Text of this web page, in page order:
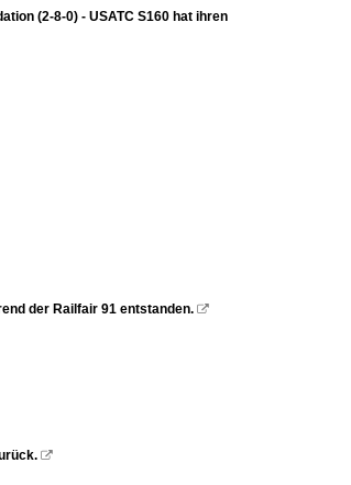
(2-8-0) - USATC S160 hat ihren
der Railfair 91 entstanden. 
